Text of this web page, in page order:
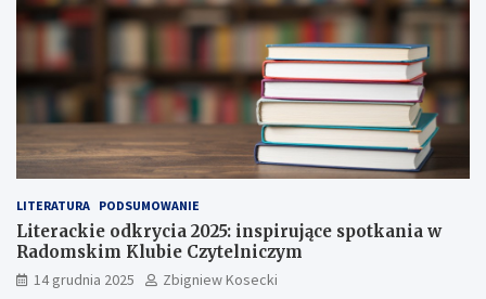
LITERATURA PODSUMOWANIE
Literackie odkrycia 2025: inspirujące spotkania w
Radomskim Klubie Czytelniczym
14 grudnia 2025
Zbigniew Kosecki